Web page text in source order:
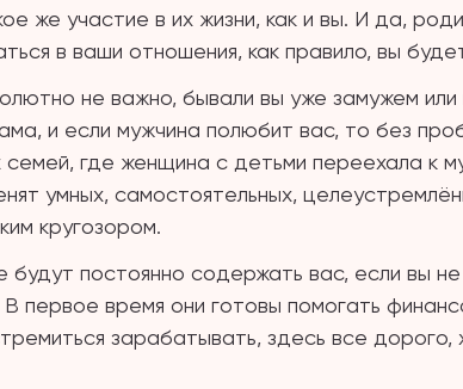
же участие в их жизни, как и вы. И да,
в ваши отношения, как правило, вы
не важно, бывали вы уже замужем или
и если мужчина полюбит вас, то без
семей, где женщина с детьми переехала к
умных, самостоятельных,
кругозором.
будут постоянно содержать вас, если вы
первое время они готовы помогать
зарабатывать, здесь все дорого,